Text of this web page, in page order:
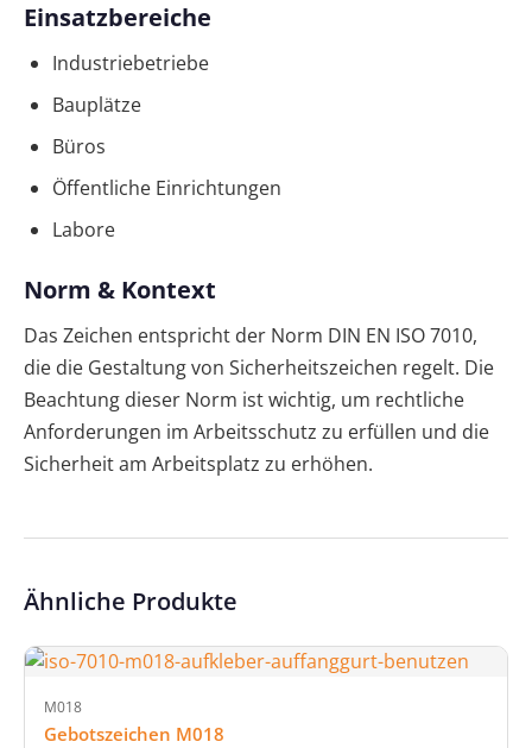
Einsatzbereiche
Industriebetriebe
Bauplätze
Büros
Öffentliche Einrichtungen
Labore
Norm & Kontext
Das Zeichen entspricht der Norm DIN EN ISO 7010,
die die Gestaltung von Sicherheitszeichen regelt. Die
Beachtung dieser Norm ist wichtig, um rechtliche
Anforderungen im Arbeitsschutz zu erfüllen und die
Sicherheit am Arbeitsplatz zu erhöhen.
Ähnliche Produkte
M018
Gebotszeichen M018